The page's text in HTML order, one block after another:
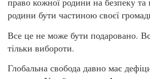
родини бути частиною своєї
Все це не може бути подаровано.
тільки вибороти.
Глобальна свобода давно має